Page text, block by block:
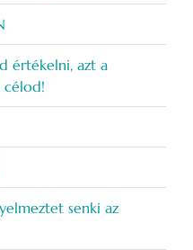
értékelni, azt a
célod!
senki az